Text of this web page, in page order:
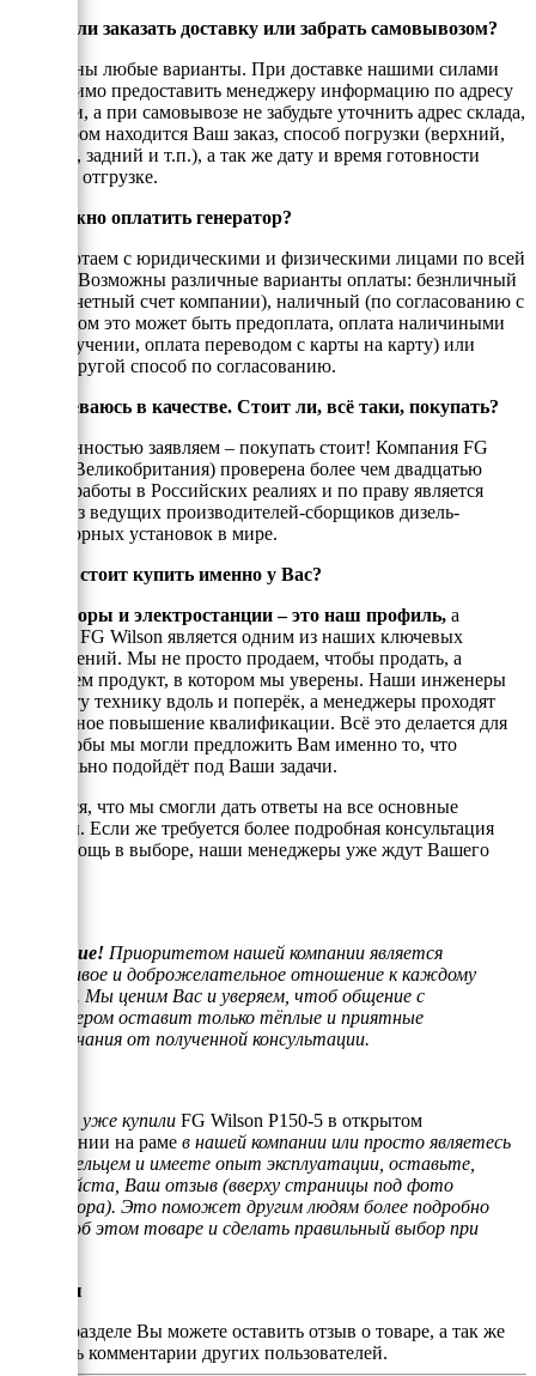
Можно ли заказать доставку или забрать самовывозом?
Возможны любые варианты. При доставке нашими силами
необходимо предоставить менеджеру информацию по адресу
доставки, а при самовывозе не забудьте уточнить адрес склада,
на котором находится Ваш заказ, способ погрузки (верхний,
боковой, задний и т.п.), а так же дату и время готовности
товара к отгрузке.
Как можно оплатить генератор?
Мы работаем с юридическими и физическими лицами по всей
России. Возможны различные варианты оплаты: безнличный
(на рассчетный счет компании), наличный (по согласованию с
енеджером это может быть предоплата, оплата наличиными
при получении, оплата переводом с карты на карту) или
любой другой способ по согласованию.
Я сомневаюсь в качестве. Стоит ли, всё таки, покупать?
С уверенностью заявляем – покупать стоит! Компания FG
Wilson (Великобритания) проверена более чем двадцатью
годами работы в Российских реалиях и по праву является
одним из ведущих производителей-сборщиков дизель-
генераторных установок в мире.
Почему стоит купить именно у Вас?
Генераторы и электростанции – это наш профиль, а
техника FG Wilson является одним из наших ключевых
направлений. Мы не просто продаем, чтобы продать, а
реализуем продукт, в котором мы уверены. Наши инженеры
знают эту технику вдоль и поперёк, а менеджеры проходят
постоянное повышение квалификации. Всё это делается для
того, чтобы мы могли предложить Вам именно то, что
оптимально подойдёт под Ваши задачи.
Надеемся, что мы смогли дать ответы на все основные
вопросы. Если же требуется более подробная консультация
или помощь в выборе, наши менеджеры уже ждут Вашего
Внимание! Приоритетом нашей компании является
отзывчивое и доброжелательное отношение к каждому
клиенту. Мы ценим Вас и уверяем, чтоб общение с
менеджером оставит только тёплые и приятные
воспоминания от полученной консультации.
Если Вы уже купили FG Wilson P150-5 в открытом
исполнении на раме в нашей компании или просто являетесь
его владельцем и имеете опыт эксплуатации, оставьте,
пожалуйста, Ваш отзыв (вверху страницы под фото
генератора). Это поможет другим людям более подробно
узнать об этом товаре и сделать правильный выбор при
Отзывы
В этом разделе Вы можете оставить отзыв о товаре, а так же
почитать комментарии других пользователей.